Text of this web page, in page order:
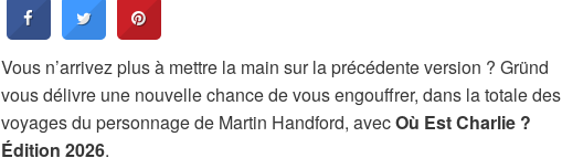
Vous n’arrivez plus à mettre la main sur la précédente version ? Gründ
vous délivre une nouvelle chance de vous engouffrer, dans la totale des
voyages du personnage de Martin Handford, avecOù Est Charlie ?
Édition 2026.